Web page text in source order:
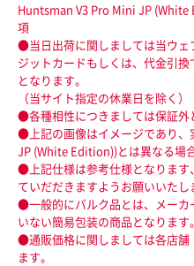
Huntsman V3 Pro Mini JP
項
●当日出荷に関しましては当ウェ
ジットカードもしくは、代金引
となります。
（当サイト指定の休業日を除く）
●各種相性につきましては保証外
●上記の画像はイメージであり
JP (White Edition))とは異なる場
●上記仕様は参考仕様となります
ていだだきますようお願いいたし
●一般的にバルク品とは、メーカ
いない簡易包装の商品となります。
●通販価格に関しましては各店舗
ます。